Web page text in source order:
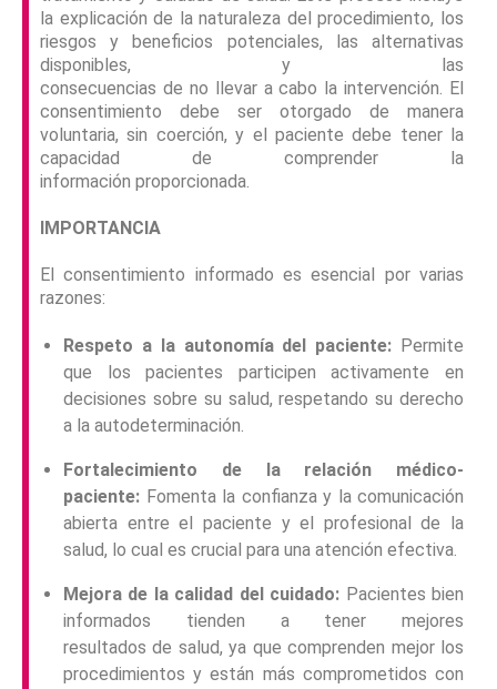
la explicación de la naturaleza del procedimiento, los
riesgos y beneficios potenciales, las alternativas
disponibles, y las
consecuencias de no llevar a cabo la intervención. El
consentimiento debe ser otorgado de manera
voluntaria, sin coerción, y el paciente debe tener la
capacidad de comprender la
información proporcionada.
IMPORTANCIA
El consentimiento informado es esencial por varias
razones:
Respeto a la autonomía del paciente: Permite
que los pacientes participen activamente en
decisiones sobre su salud, respetando su derecho
a la autodeterminación.
Fortalecimiento de la relación médico-
paciente: Fomenta la confianza y la comunicación
abierta entre el paciente y el profesional de la
salud, lo cual es crucial para una atención efectiva.
Mejora de la calidad del cuidado: Pacientes bien
informados tienden a tener mejores
resultados de salud, ya que comprenden mejor los
procedimientos y están más comprometidos con